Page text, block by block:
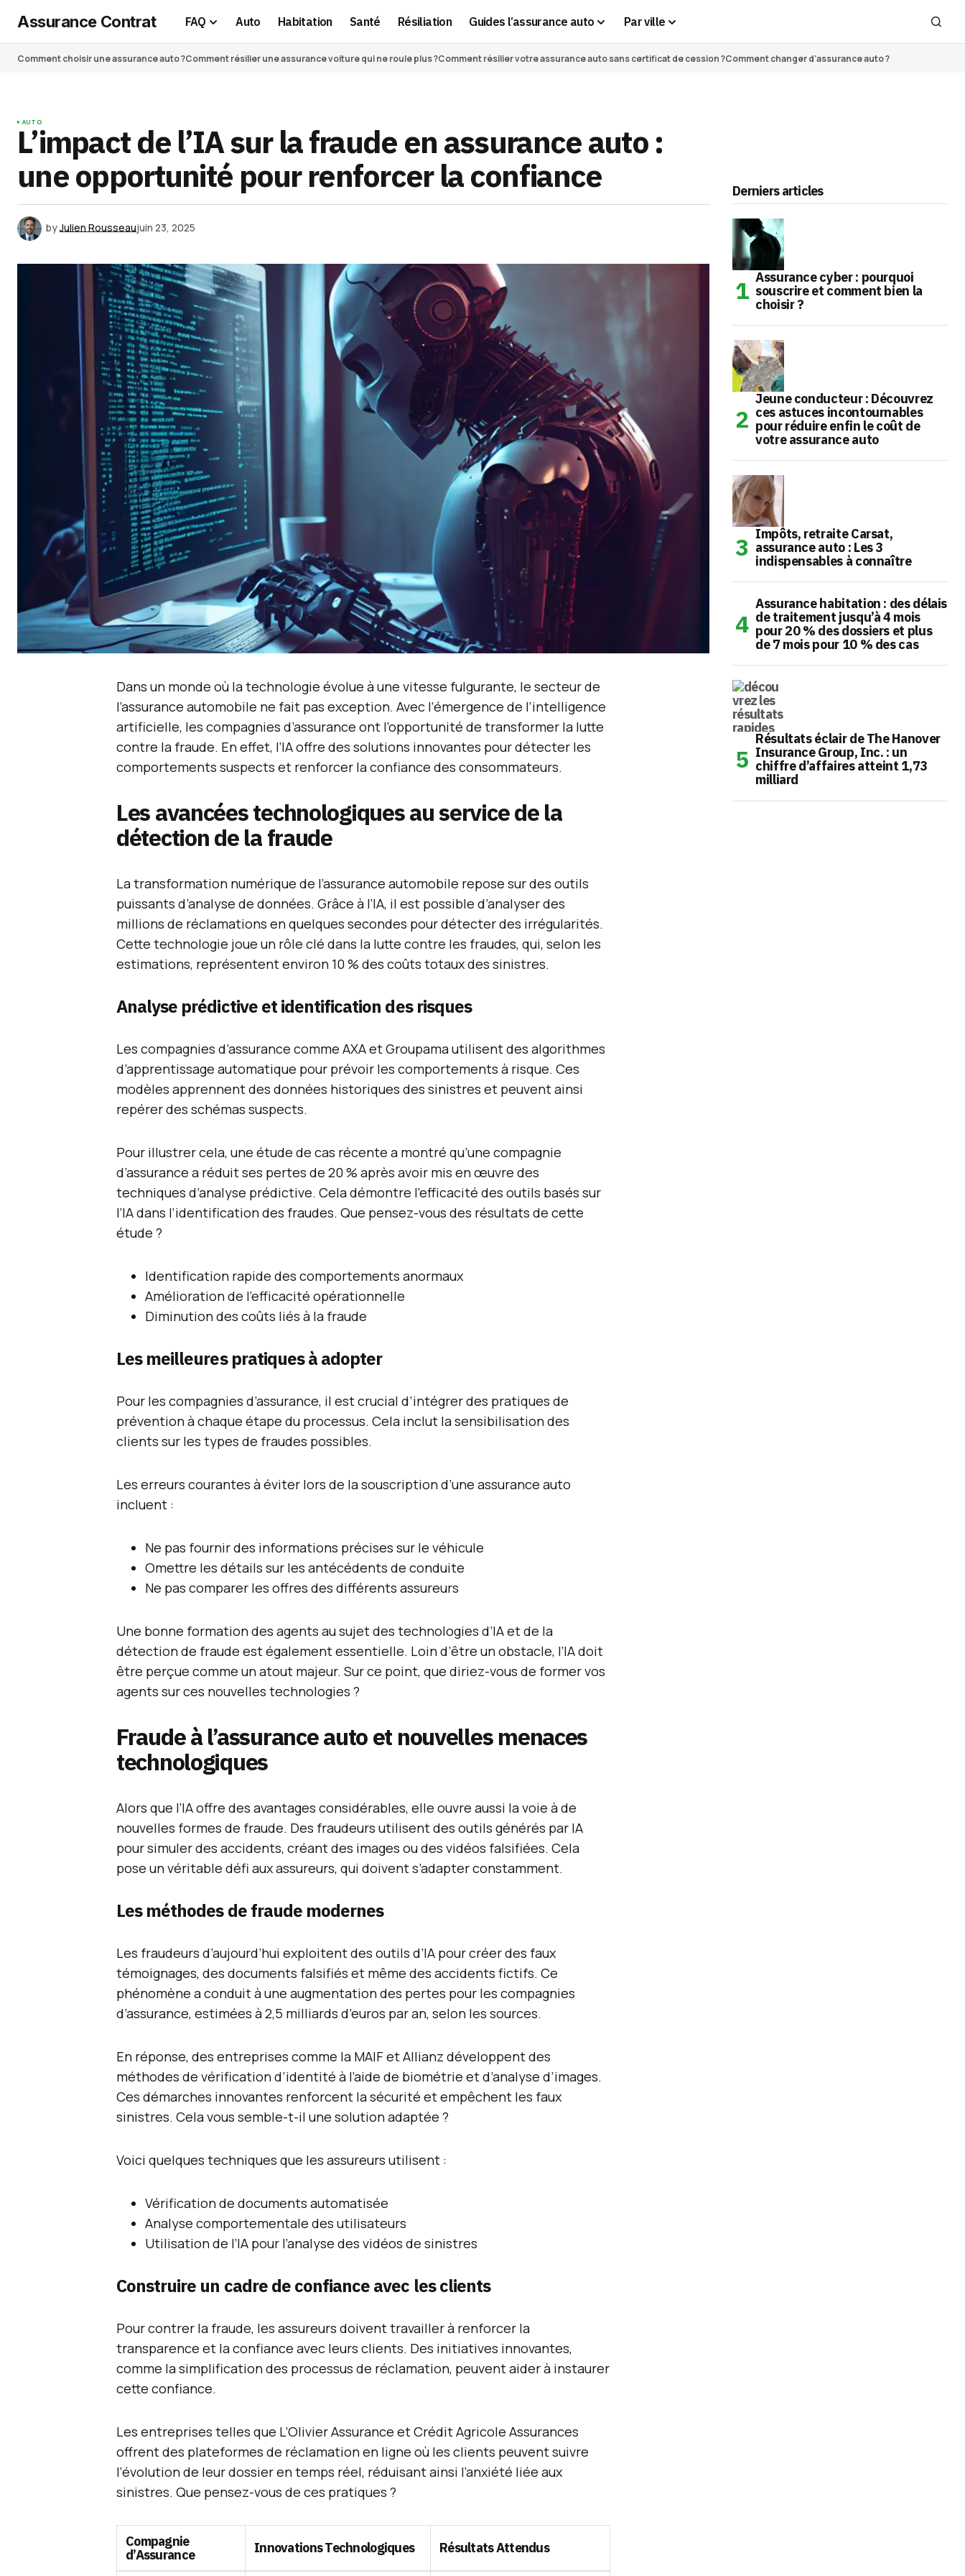
Assurance Contrat FAQ Auto Habitation Santé Résiliation Guides l’assurance auto Par ville
Comment choisir une assurance auto ?Comment résilier une assurance voiture qui ne roule plus ?Comment résilier votre assurance auto sans certificat de cession ?Comment changer d’assurance auto ?
AUTO
L’impact de l’IA sur la fraude en assurance auto :
une opportunité pour renforcer la confiance
byJulien Rousseaujuin 23, 2025
Dans un monde où la technologie évolue à une vitesse fulgurante, le secteur de
l’assurance automobile ne fait pas exception. Avec l’émergence de l’intelligence
artificielle, les compagnies d’assurance ont l’opportunité de transformer la lutte
contre la fraude. En effet, l’IA offre des solutions innovantes pour détecter les
comportements suspects et renforcer la confiance des consommateurs.
Les avancées technologiques au service de la
détection de la fraude
La transformation numérique de l’assurance automobile repose sur des outils
puissants d’analyse de données. Grâce à l’IA, il est possible d’analyser des
millions de réclamations en quelques secondes pour détecter des irrégularités.
Cette technologie joue un rôle clé dans la lutte contre les fraudes, qui, selon les
estimations, représentent environ 10 % des coûts totaux des sinistres.
Analyse prédictive et identification des risques
Les compagnies d’assurance comme AXA et Groupama utilisent des algorithmes
d’apprentissage automatique pour prévoir les comportements à risque. Ces
modèles apprennent des données historiques des sinistres et peuvent ainsi
repérer des schémas suspects.
Pour illustrer cela, une étude de cas récente a montré qu’une compagnie
d’assurance a réduit ses pertes de 20 % après avoir mis en œuvre des
techniques d’analyse prédictive. Cela démontre l’efficacité des outils basés sur
l’IA dans l’identification des fraudes. Que pensez-vous des résultats de cette
étude ?
Identification rapide des comportements anormaux
Amélioration de l’efficacité opérationnelle
Diminution des coûts liés à la fraude
Les meilleures pratiques à adopter
Pour les compagnies d’assurance, il est crucial d’intégrer des pratiques de
prévention à chaque étape du processus. Cela inclut la sensibilisation des
clients sur les types de fraudes possibles.
Les erreurs courantes à éviter lors de la souscription d’une assurance auto
incluent :
Ne pas fournir des informations précises sur le véhicule
Omettre les détails sur les antécédents de conduite
Ne pas comparer les offres des différents assureurs
Une bonne formation des agents au sujet des technologies d’IA et de la
détection de fraude est également essentielle. Loin d’être un obstacle, l’IA doit
être perçue comme un atout majeur. Sur ce point, que diriez-vous de former vos
agents sur ces nouvelles technologies ?
Fraude à l’assurance auto et nouvelles menaces
technologiques
Alors que l’IA offre des avantages considérables, elle ouvre aussi la voie à de
nouvelles formes de fraude. Des fraudeurs utilisent des outils générés par IA
pour simuler des accidents, créant des images ou des vidéos falsifiées. Cela
pose un véritable défi aux assureurs, qui doivent s’adapter constamment.
Les méthodes de fraude modernes
Les fraudeurs d’aujourd’hui exploitent des outils d’IA pour créer des faux
témoignages, des documents falsifiés et même des accidents fictifs. Ce
phénomène a conduit à une augmentation des pertes pour les compagnies
d’assurance, estimées à 2,5 milliards d’euros par an, selon les sources.
En réponse, des entreprises comme la MAIF et Allianz développent des
méthodes de vérification d’identité à l’aide de biométrie et d’analyse d’images.
Ces démarches innovantes renforcent la sécurité et empêchent les faux
sinistres. Cela vous semble-t-il une solution adaptée ?
Voici quelques techniques que les assureurs utilisent :
Vérification de documents automatisée
Analyse comportementale des utilisateurs
Utilisation de l’IA pour l’analyse des vidéos de sinistres
Construire un cadre de confiance avec les clients
Pour contrer la fraude, les assureurs doivent travailler à renforcer la
transparence et la confiance avec leurs clients. Des initiatives innovantes,
comme la simplification des processus de réclamation, peuvent aider à instaurer
cette confiance.
Les entreprises telles que L’Olivier Assurance et Crédit Agricole Assurances
offrent des plateformes de réclamation en ligne où les clients peuvent suivre
l’évolution de leur dossier en temps réel, réduisant ainsi l’anxiété liée aux
sinistres. Que pensez-vous de ces pratiques ?
Compagnie
d’Assurance
Innovations Technologiques Résultats Attendus
Derniers articles
Assurance cyber : pourquoi
souscrire et comment bien la
choisir ?
Jeune conducteur : Découvrez
ces astuces incontournables
pour réduire enfin le coût de
votre assurance auto
Impôts, retraite Carsat,
assurance auto : Les 3
indispensables à connaître
Assurance habitation : des délais
de traitement jusqu’à 4 mois
pour 20 % des dossiers et plus
de 7 mois pour 10 % des cas
Résultats éclair de The Hanover
Insurance Group, Inc. : un
chiffre d’affaires atteint 1,73
milliard